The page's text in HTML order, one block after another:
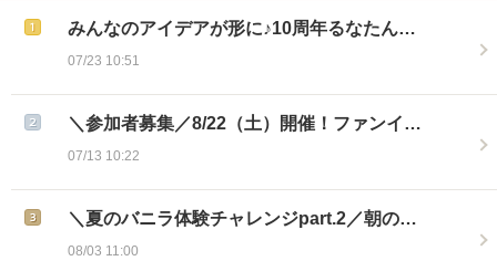
みんなのアイデアが形に♪10周年るなたん…
07/23 10:51
＼参加者募集／8/22（土）開催！ファンイ…
07/13 10:22
＼夏のバニラ体験チャレンジpart.2／朝の…
08/03 11:00